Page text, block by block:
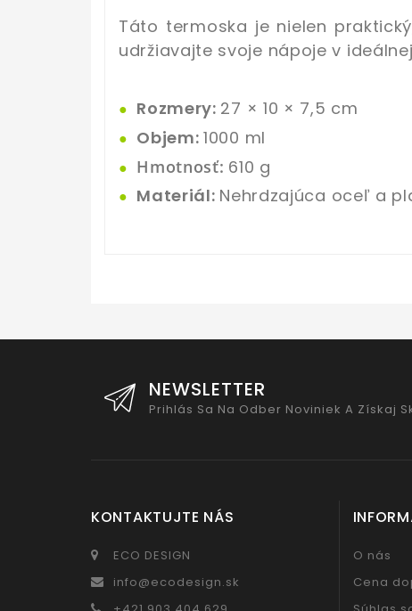
Táto termoska je nielen
udržiavajte svoje nápoje v
● Rozmery: 27 × 10 × 7,5 cm
● Objem:1000 ml
● Hmotnosť: 610 g
● Materiál: Nehrdzajúca oceľ a
NEWSLETTER
Prihlás Sa Na Odber Noviniek A Získaj
KONTAKTUJTE NÁS
ECO DESIGN
info@ecodesign.sk
O nás
Cena